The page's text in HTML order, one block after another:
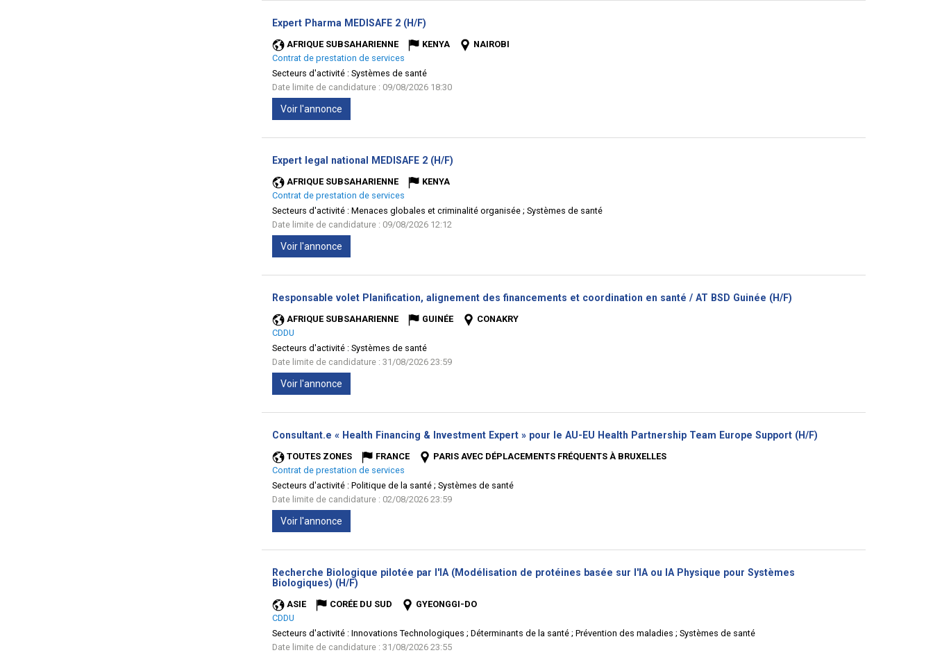
Expert Pharma MEDISAFE 2 (H/F)
AFRIQUE SUBSAHARIENNE KENYA
NAIROBI
Contrat de prestation de services
Secteurs d'activité : Systèmes de santé
Date limite de candidature : 09/08/2026 18:30
Voir l'annonce
Expert legal national MEDISAFE 2 (H/F)
AFRIQUE SUBSAHARIENNE
KENYA
Contrat de prestation de services
Secteurs d'activité : Menaces globales et criminalité organisée ; Systèmes de santé
Date limite de candidature : 09/08/2026 12:12
Voir l'annonce
Responsable volet Planification, alignement des financements et coordination en santé / AT BSD Guinée (H/F)
AFRIQUE SUBSAHARIENNE GUINÉE
CONAKRY
CDDU
Secteurs d'activité : Systèmes de santé
Date limite de candidature : 31/08/2026 23:59
Voir l'annonce
Consultant.e « Health Financing & Investment Expert » pour le AU-EU Health Partnership Team Europe Support (H/F)
TOUTES ZONES FRANCE
PARIS AVEC DÉPLACEMENTS FRÉQUENTS À BRUXELLES
Contrat de prestation de services
Secteurs d'activité : Politique de la santé ; Systèmes de santé
Date limite de candidature : 02/08/2026 23:59
Voir l'annonce
Recherche Biologique pilotée par l'IA (Modélisation de protéines basée sur l'IA ou IA Physique pour Systèmes
Biologiques) (H/F)
ASIE CORÉE DU SUD
GYEONGGI-DO
CDDU
Secteurs d'activité : Innovations Technologiques ; Déterminants de la santé ; Prévention des maladies ; Systèmes de santé
Date limite de candidature : 31/08/2026 23:55